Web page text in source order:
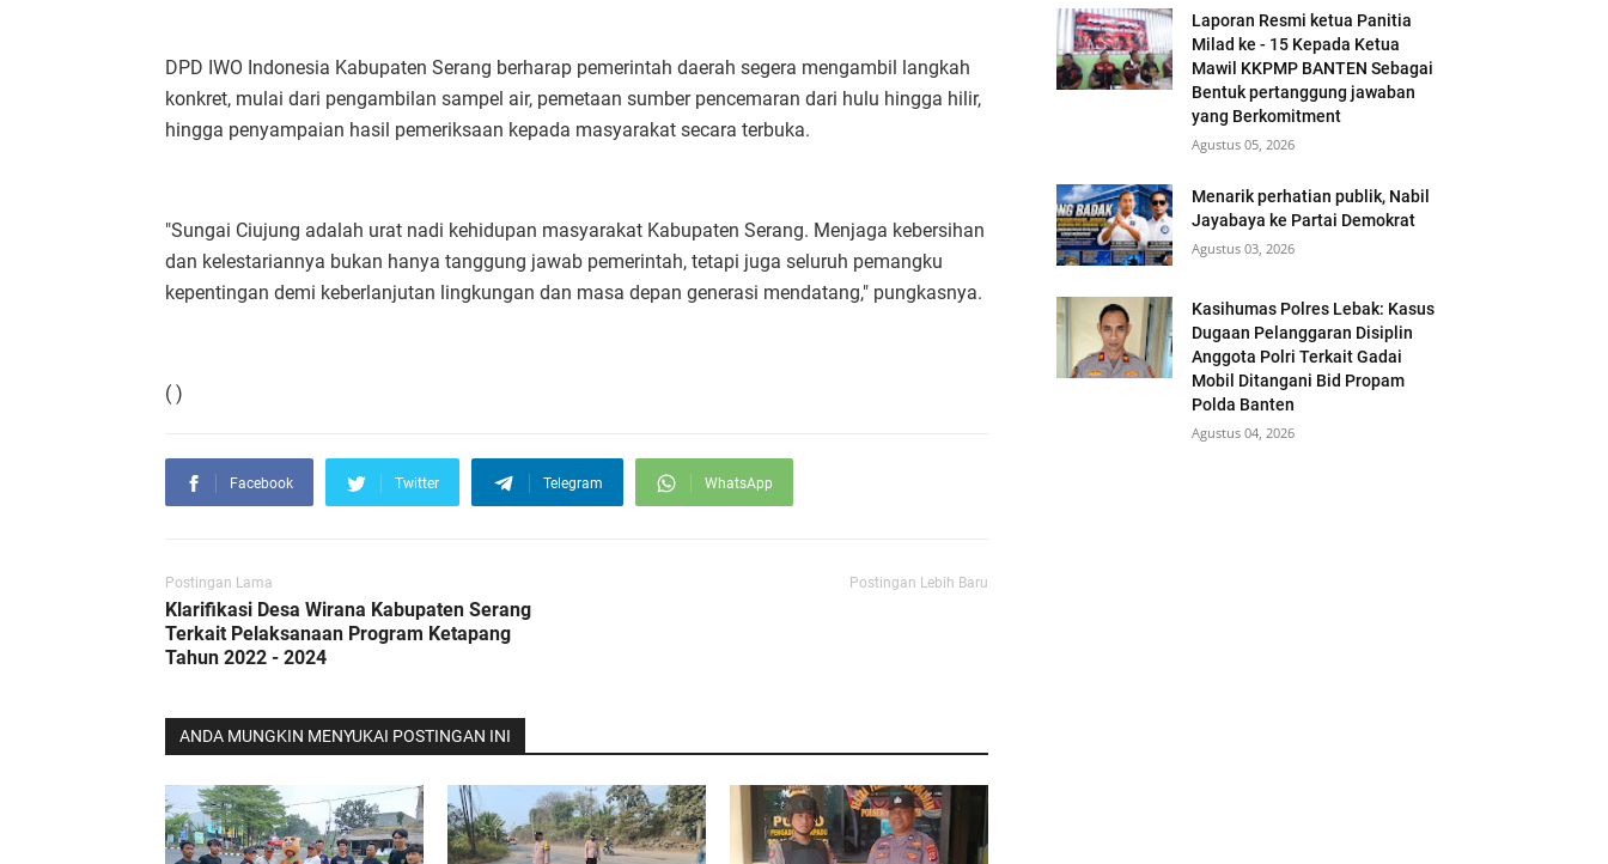
DPD IWO Indonesia Kabupaten Serang berharap pemerintah daerah segera mengambil langkah
konkret, mulai dari pengambilan sampel air, pemetaan sumber pencemaran dari hulu hingga hilir,
hingga penyampaian hasil pemeriksaan kepada masyarakat secara terbuka.
"Sungai Ciujung adalah urat nadi kehidupan masyarakat Kabupaten Serang. Menjaga kebersihan
dan kelestariannya bukan hanya tanggung jawab pemerintah, tetapi juga seluruh pemangku
kepentingan demi keberlanjutan lingkungan dan masa depan generasi mendatang," pungkasnya.
( )
Facebook Twitter Telegram WhatsApp
Postingan Lama
Klarifikasi Desa Wirana Kabupaten Serang
Terkait Pelaksanaan Program Ketapang
Tahun 2022 - 2024
Postingan Lebih Baru
ANDA MUNGKIN MENYUKAI POSTINGAN INI
Laporan Resmi ketua Panitia
Milad ke - 15 Kepada Ketua
Mawil KKPMP BANTEN Sebagai
Bentuk pertanggung jawaban
yang Berkomitment
Agustus 05, 2026
Menarik perhatian publik, Nabil
Jayabaya ke Partai Demokrat
Agustus 03, 2026
Kasihumas Polres Lebak: Kasus
Dugaan Pelanggaran Disiplin
Anggota Polri Terkait Gadai
Mobil Ditangani Bid Propam
Polda Banten
Agustus 04, 2026